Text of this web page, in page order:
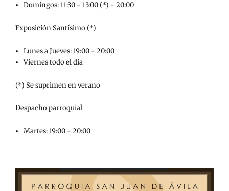
Domingos: 11:30 - 13:00 (*) - 20:00
Exposición Santísimo (*)
Lunes a Jueves: 19:00 - 20:00
Viernes todo el día
(*) Se suprimen en verano
Despacho parroquial
Martes: 19:00 - 20:00